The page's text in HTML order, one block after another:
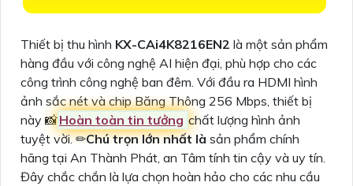
Thiết bị thu hình KX-CAi4K8216EN2 là một sản phẩm
hàng đầu với công nghệ AI hiện đại, phù hợp cho các
công trình công nghệ ban đêm. Với đầu ra HDMI hình
ảnh sắc nét và chip Băng Thông 256 Mbps, thiết bị
này 📸Hoàn toàn tin tưởng chất lượng hình ảnh
tuyệt vời. ✏Chú trọn lớn nhất là sản phẩm chính
hãng tại An Thành Phát, an Tâm tính tin cậy và uy tín.
Đây chắc chắn là lựa chọn hoàn hảo cho các nhu cầu